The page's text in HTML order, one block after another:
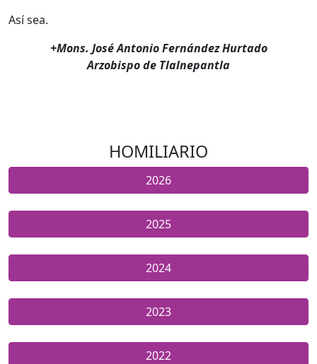
Así sea.
+Mons. José Antonio Fernández Hurtado
Arzobispo de Tlalnepantla
HOMILIARIO
2026
2025
2024
2023
2022